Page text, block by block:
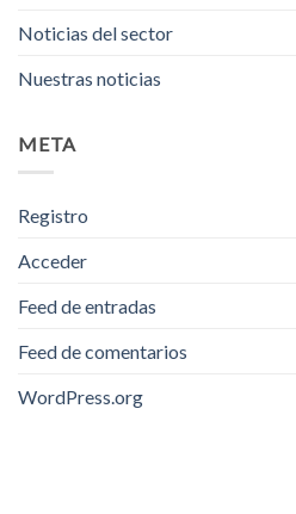
Noticias del sector
Nuestras noticias
META
Registro
Acceder
Feed de entradas
Feed de comentarios
WordPress.org